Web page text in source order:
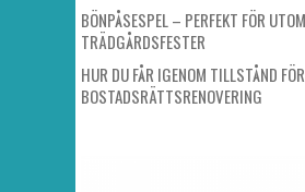
BÖNPÅSESPEL – PERFEKT FÖR
TRÄDGÅRDSFESTER
HUR DU FÅR IGENOM TILLSTÅND
BOSTADSRÄTTSRENOVERING